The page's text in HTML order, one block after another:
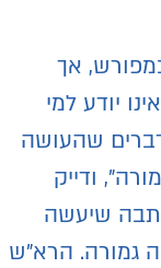
אך
יודע למי
שהעושה
ודייק
שיעשה
גמורה. הרא"ש